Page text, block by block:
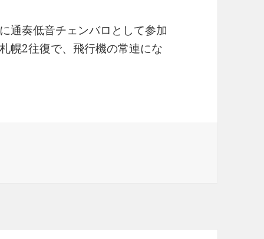
通奏低音チェンバロとして参加
幌2往復で、飛行機の常連にな